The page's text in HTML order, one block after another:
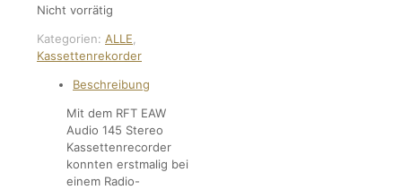
Nicht vorrätig
Kategorien: ALLE
Kassettenrekorder
Beschreibung
Mit dem RFT EAW
Audio 145 Stereo
Kassettenrecorder
konnten erstmalig bei
einem Radio-